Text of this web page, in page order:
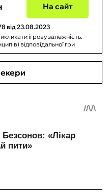
На сайт
від 23.08.2023
ігрову залежність.
відповідальної гри